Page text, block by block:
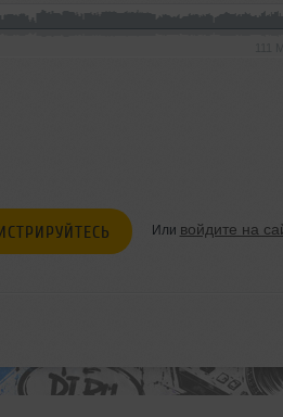
Или войдите на